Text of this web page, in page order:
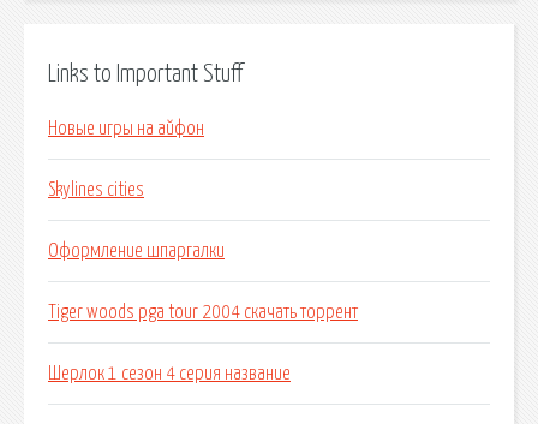
Links to Important Stuff
Новые игры на айфон
Skylines cities
Оформление шпаргалки
Tiger woods pga tour 2004 скачать торрент
Шерлок 1 сезон 4 серия название